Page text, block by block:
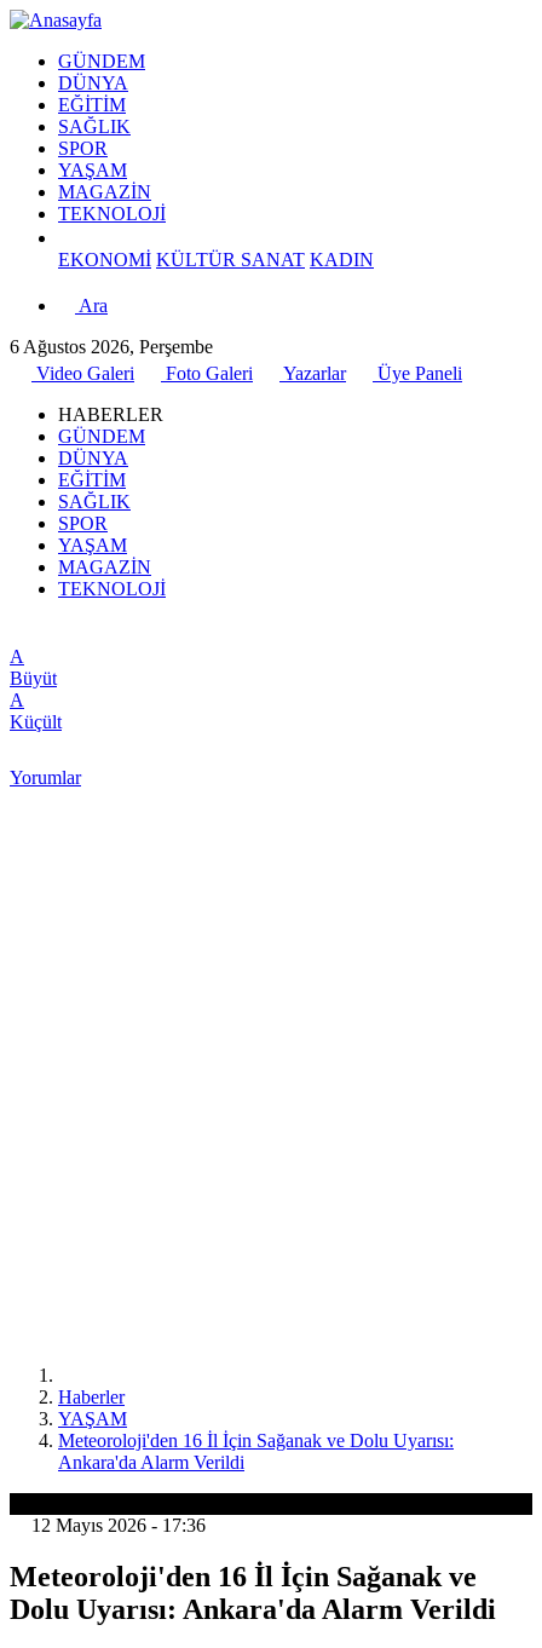
GÜNDEM
DÜNYA
EĞİTİM
SAĞLIK
SPOR
YAŞAM
MAGAZİN
TEKNOLOJİ
EKONOMİ KÜLTÜR SANAT KADIN
Ara
6 Ağustos 2026, Perşembe
Video Galeri
Foto Galeri Yazarlar
Üye Paneli
HABERLER
GÜNDEM
DÜNYA
EĞİTİM
SAĞLIK
SPOR
YAŞAM
MAGAZİN
TEKNOLOJİ
A
Büyüt
A
Küçült
Yorumlar
Haberler
YAŞAM
Meteoroloji'den 16 İl İçin Sağanak ve Dolu Uyarısı:
Ankara'da Alarm Verildi
12 Mayıs 2026 - 17:36
Meteoroloji'den 16 İl İçin Sağanak ve
Dolu Uyarısı: Ankara'da Alarm Verildi